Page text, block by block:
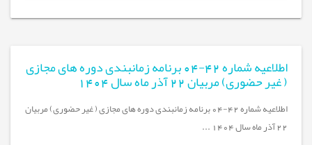
اطلاعیه شماره 42-04 برنامه زمانبندی دوره های مجازی
( غیر حضوری) مربیان 22 آذر ماه سال 1404
اطلاعیه شماره 42-04 برنامه زمانبندی دوره های مجازی ( غیر حضوری) مربیان
22 آذر ماه سال 1404 ...